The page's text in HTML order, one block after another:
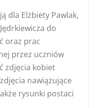
dla Elżbiety Pawlak,
do
oraz prac
przez uczniów
zdjęcia kobiet
nawiązujące
rysunki postaci